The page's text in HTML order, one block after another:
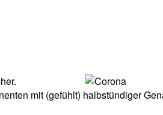
mit (gefühlt) halbstündiger